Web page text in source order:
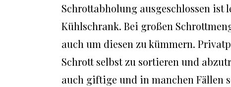
Schrottabholung ausgeschlossen
Kühlschrank. Bei großen
auch um diesen zu kümmern.
Schrott selbst zu sortieren und
auch giftige und in manchen Fällen